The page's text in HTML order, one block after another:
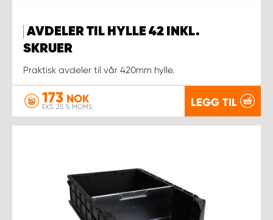
AVDELER TIL HYLLE 42 INKL.
SKRUER
Praktisk avdeler til vår 420mm hylle.
173 NOK
EKS. 25 % MOMS LEGG TIL